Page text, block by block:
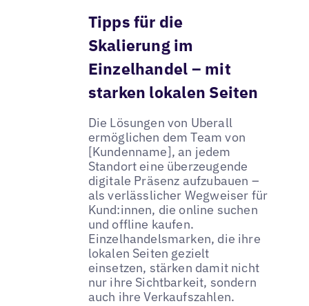
Tipps für die
Skalierung im
Einzelhandel – mit
starken lokalen Seiten
Die Lösungen von Uberall
ermöglichen dem Team von
[Kundenname], an jedem
Standort eine überzeugende
digitale Präsenz aufzubauen –
als verlässlicher Wegweiser für
Kund:innen, die online suchen
und offline kaufen.
Einzelhandelsmarken, die ihre
lokalen Seiten gezielt
einsetzen, stärken damit nicht
nur ihre Sichtbarkeit, sondern
auch ihre Verkaufszahlen.